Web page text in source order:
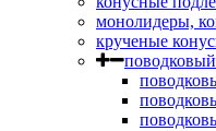
монолидеры,
крученые